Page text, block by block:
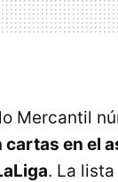
Mercantil
en el
. La